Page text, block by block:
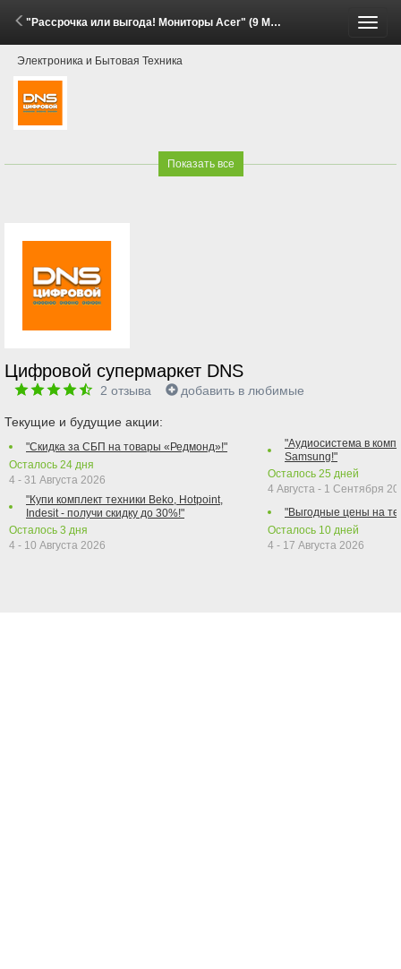
"Рассрочка или выгода! Мониторы Acer" (9 Мая - 6 Июня 2026)
Электроника и Бытовая Техника
Показать все
Цифровой супермаркет DNS
2 отзыва добавить в любимые
Текущие и будущие акции:
"Скидка за СБП на товары «Редмонд»!"
Осталось 24 дня
4 - 31 Августа 2026
"Купи комплект техники Beko, Hotpoint,
Indesit - получи скидку до 30%!"
Осталось 3 дня
4 - 10 Августа 2026
"Аудиосистема в
Samsung!"
Осталось 25 дней
4 Августа - 1 Сентября
"Выгодные цены на
Осталось 10 дней
4 - 17 Августа 2026